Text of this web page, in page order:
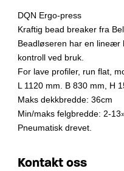
DQN Ergo-press
Kraftig bead breaker fra
Beadløseren har en lineær
kontroll ved bruk.
For lave profiler, run flat,
L 1120 mm. B 830 mm, H
Maks dekkbredde: 36cm
Min/maks felgbredde: 2-
Pneumatisk drevet.
Kontakt oss